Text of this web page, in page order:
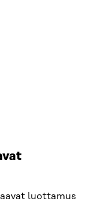
luottamus